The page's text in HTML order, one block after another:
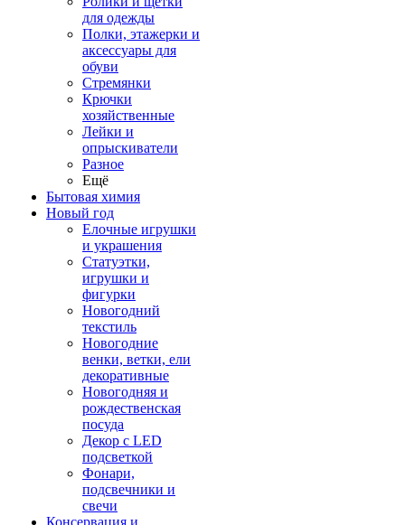
для одежды
Полки, этажерки и
аксессуары для
обуви
Стремянки
Крючки
хозяйственные
Лейки и
опрыскиватели
Разное
Ещё
Бытовая химия
Новый год
Елочные игрушки
и украшения
Статуэтки,
игрушки и
фигурки
Новогодний
текстиль
Новогодние
венки, ветки, ели
декоративные
Новогодняя и
рождественская
посуда
Декор с LED
подсветкой
Фонари,
подсвечники и
свечи
Консервация и